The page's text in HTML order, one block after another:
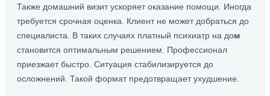
Также домашний визит ускоряет оказание помощи. Иногда
требуется срочная оценка. Клиент не может добраться до
специалиста. В таких случаях платный психиатр на дом
становится оптимальным решением. Профессионал
приезжает быстро. Ситуация стабилизируется до
осложнений. Такой формат предотвращает ухудшение.